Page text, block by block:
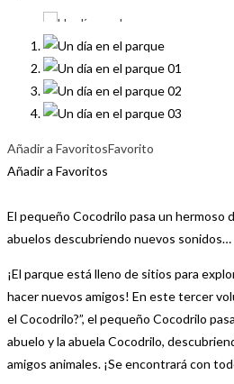
Añadir a FavoritosFavorito
Añadir a Favoritos
El pequeño Cocodrilo pasa un hermoso
abuelos descubriendo nuevos sonidos…
¡El parque está lleno de sitios para
hacer nuevos amigos! En este tercer
el Cocodrilo?”, el pequeño Cocodrilo
abuelo y la abuela Cocodrilo,
amigos animales. ¡Se encontrará con